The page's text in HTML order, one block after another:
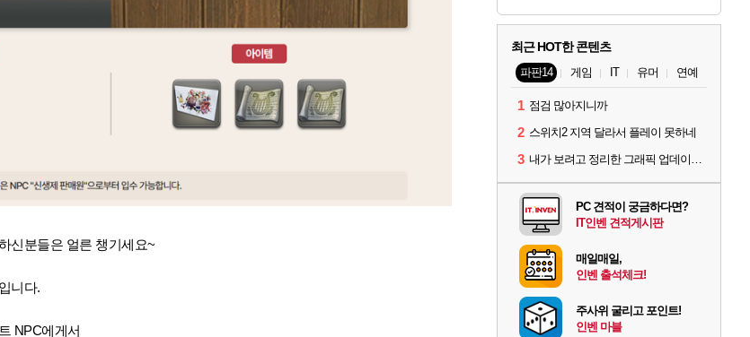
신분들은 얼른 챙기세요~
니다.
NPC에게서
최근 HOT한 콘텐츠
파판14 게임 IT 유머 연예
1 점검 많아지니까
2 스위치2 지역 달라서 플레이 못하네
3 내가 보려고 정리한 그래픽 업데이트 의상 (*스포주의)
PC 견적이 궁금하다면?
IT인벤 견적게시판
매일매일,
인벤 출석체크!
주사위 굴리고 포인트!
인벤 마블